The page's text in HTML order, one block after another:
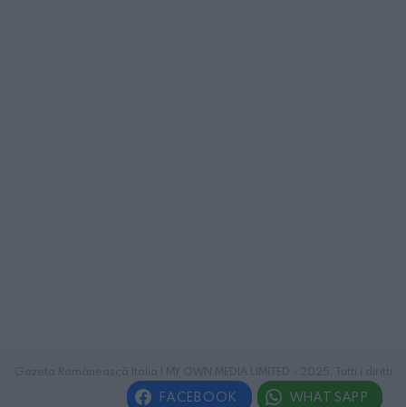
riservati.
FACEBOOK WHATSAPP